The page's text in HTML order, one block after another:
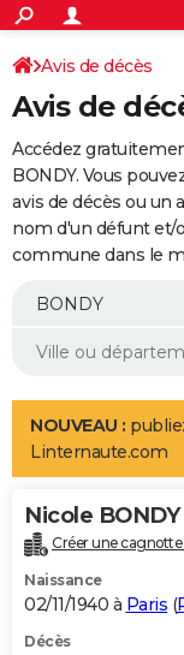
ACTUALITÉS
Politique
Société
Faits Divers
Education
Monde
Villes
+
SPORT
Coupe du monde
Football
Tennis
Cyclisme
Rugby
Forum
Programme TV
TNT
Streaming
Cinéma
Sorties cinéma
Musique
+
FINANCE
Retraite
Epargne
Immobilier
Risques naturels par
Banque
Assurance
AUTO
Essais
Réserver un essai
Citadines
Berlines
SUV
Forum auto
+
Mobiles
Meilleur smartphone
Internet
Ordinateurs
Jeux vidéo
Guide high-tech
Aménagement intérieur
LIFESTYLE
Art de vivre
Bien-être
Loisirs
Mode
Modes de vie
Alimentation
Guide de la santé
Maladies
Médicaments
Sommeil
VOYAGE
Destinations
City break
Voyage nature
Voyage de noces
Forum
Climat
+PHOTO
GUIDES D'ACHAT
Avis de décès
Avis de
Accédez
BONDY. Vous
avis de décès ou un
nom d'un défunt et/
commune dans le
NOUVEAU :
Linternaute.com
Nicole BONDY
Créer une cagnotte
Naissance
02/11/1940 à Paris (
Décès